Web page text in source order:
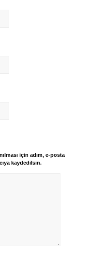
için adım, e-posta
kaydedilsin.